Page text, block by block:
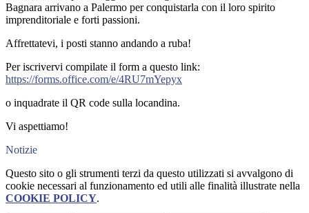
Bagnara arrivano a Palermo per conquistarla con il loro spirito
imprenditoriale e forti passioni.
Affrettatevi, i posti stanno andando a ruba!
Per iscrivervi compilate il form a questo link:
https://forms.office.com/e/4RU7mYepyx
o inquadrate il QR code sulla locandina.
Vi aspettiamo!
Notizie
Questo sito o gli strumenti terzi da questo utilizzati si avvalgono di
cookie necessari al funzionamento ed utili alle finalità illustrate nella
COOKIE POLICY.